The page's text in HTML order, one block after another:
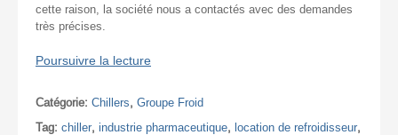
cette raison, la société nous a contactés avec des demandes
très précises.
Poursuivre la lecture
Catégorie: Chillers, Groupe Froid
Tag: chiller, industrie pharmaceutique, location de refroidisseur,